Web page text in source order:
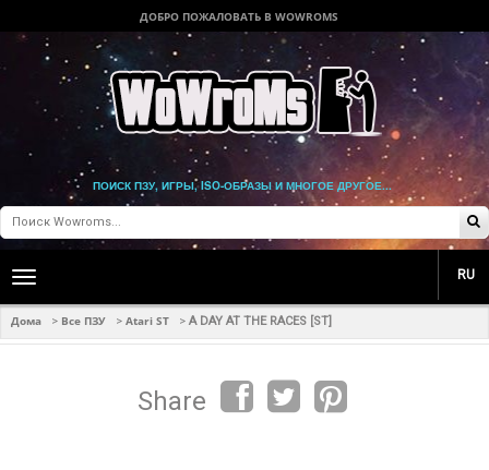
ДОБРО ПОЖАЛОВАТЬ В WOWROMS
ПОИСК ПЗУ, ИГРЫ, ISO-ОБРАЗЫ И МНОГОЕ ДРУГОЕ...
Toggle
navigation
RU
Дома > Все ПЗУ > Atari ST > A DAY AT THE RACES [ST]
Share